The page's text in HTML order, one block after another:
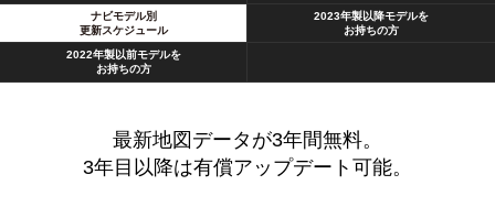
ナビモデル別
更新スケジュール
2023年製以降モデルを
お持ちの方
2022年製以前モデルを
お持ちの方
最新地図データが3年間無料。
3年目以降は有償アップデート可能。